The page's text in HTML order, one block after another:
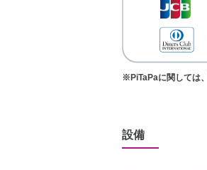
※PiTaPaに関しては
設備